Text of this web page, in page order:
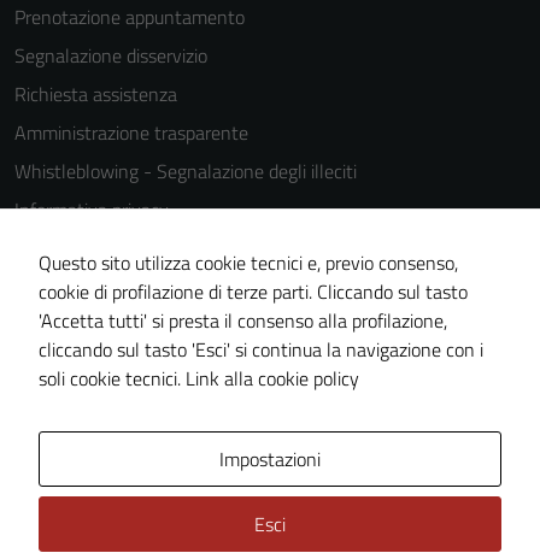
Prenotazione appuntamento
Segnalazione disservizio
Richiesta assistenza
Amministrazione trasparente
Whistleblowing - Segnalazione degli illeciti
Informativa privacy
Cookie Policy
Note legali
Dichiarazione di accessibilità
Piano di miglioramento del sito
Questo sito utilizza cookie tecnici e, previo consenso,
cookie di profilazione di terze parti. Cliccando sul tasto
'Accetta tutti' si presta il consenso alla profilazione,
cliccando sul tasto 'Esci' si continua la navigazione con i
soli cookie tecnici. Link alla cookie policy
Impostazioni
Esci